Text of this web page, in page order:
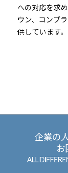
への対応を求
ウン、コンプ
供しています。
企業の
お
ALL